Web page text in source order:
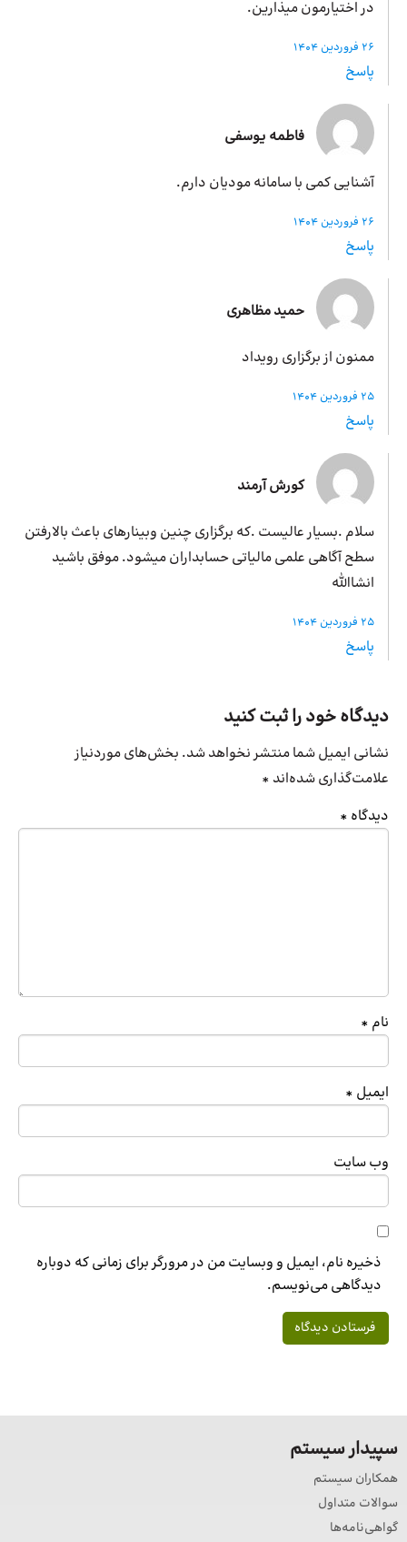
در اختیارمون میذارین.
26 فروردین 1404
پاسخ
فاطمه یوسفی
آشنایی کمی با سامانه مودیان دارم.
26 فروردین 1404
پاسخ
حمید مظاهری
ممنون از برگزاری رویداد
25 فروردین 1404
پاسخ
کورش آرمند
سلام .بسیار عالیست .که برگزاری چنین وبینارهای باعث بالارفتن
سطح آگاهی علمی مالیاتی حسابداران میشود. موفق باشید
انشاالله
25 فروردین 1404
پاسخ
دیدگاه خود را ثبت کنید
نشانی ایمیل شما منتشر نخواهد شد. بخش‌های موردنیاز
علامت‌گذاری شده‌اند *
دیدگاه *
نام *
ایمیل *
وب‌ سایت
ذخیره نام، ایمیل و وبسایت من در مرورگر برای زمانی که دوباره
دیدگاهی می‌نویسم.
سپیدار سیستم
همکاران سیستم
سوالات متداول
گواهی‌نامه‌ها